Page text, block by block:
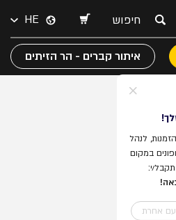
HE
לנהל
במקום
י:
אחרת
איתור קברים - הר הזיתים